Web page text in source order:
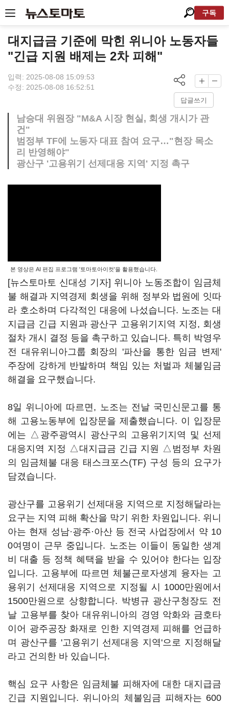
구독
대지급금 기준에 막힌 위니아 노동자들
"긴급 지원 배제는 2차 피해"
입력: 2025-08-08 15:09:53
수정: 2025-08-08 16:52:51
답글쓰기
남승대 위원장 "M&A 시장 현실, 회생 개시가 관
건"
범정부 TF에 노동자 대표 참여 요구…"현장 목소
리 반영해야"
광산구 '고용위기 선제대응 지역' 지정 촉구
본 영상은 AI 편집 프로그램 '토마토아이컷'을 활용했습니다.
[뉴스토마토 신대성 기자] 위니아 노동조합이 임금체
불 해결과 지역경제 회생을 위해 정부와 법원에 잇따
라 호소하며 다각적인 대응에 나섰습니다. 노조는 대
지급금 긴급 지원과 광산구 고용위기지역 지정, 회생
절차 개시 결정 등을 촉구하고 있습니다. 특히 박영우
전 대유위니아그룹 회장의 '파산을 통한 임금 변제'
주장에 강하게 반발하며 책임 있는 처벌과 체불임금
해결을 요구했습니다.
8일 위니아에 따르면, 노조는 전날 국민신문고를 통
해 고용노동부에 입장문을 제출했습니다. 이 입장문
에는 △광주광역시 광산구의 고용위기지역 및 선제
대응지역 지정 △대지급금 긴급 지원 △범정부 차원
의 임금체불 대응 태스크포스(TF) 구성 등의 요구가
담겼습니다.
광산구를 고용위기 선제대응 지역으로 지정해달라는
요구는 지역 피해 확산을 막기 위한 차원입니다. 위니
아는 현재 성남·광주·아산 등 전국 사업장에서 약 10
0여명이 근무 중입니다. 노조는 이들이 동일한 생계
비 대출 등 정책 혜택을 받을 수 있어야 한다는 입장
입니다. 고용부에 따르면 체불근로자생계 융자는 고
용위기 선제대응 지역으로 지정될 시 1000만원에서
1500만원으로 상향합니다. 박병규 광산구청장도 전
날 고용부를 찾아 대유위니아의 경영 악화와 금호타
이어 광주공장 화재로 인한 지역경제 피해를 언급하
며 광산구를 '고용위기 선제대응 지역'으로 지정해달
라고 건의한 바 있습니다.
핵심 요구 사항은 임금체불 피해자에 대한 대지급금
긴급 지원입니다. 위니아의 체불임금 피해자는 600